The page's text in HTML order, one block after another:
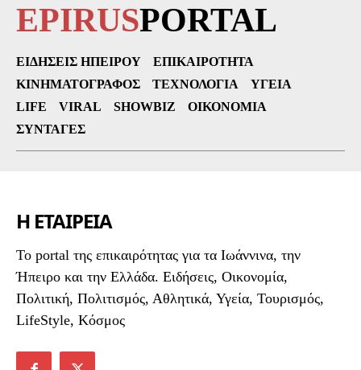
EPIRUSPORTAL
ΕΙΔΉΣΕΙΣ ΗΠΕΊΡΟΥ
ΕΠΙΚΑΙΡΌΤΗΤΑ
ΚΙΝΗΜΑΤΟΓΡΆΦΟΣ
ΤΕΧΝΟΛΟΓΊΑ
ΥΓΕΊΑ
LIFE
VIRAL SHOWBIZ
ΟΙΚΟΝΟΜΊΑ
ΣΥΝΤΑΓΈΣ
Η ΕΤΑΙΡΕΙΑ
To portal της επικαιρότητας για τα Ιωάννινα, την
Ήπειρο και την Ελλάδα. Ειδήσεις, Οικονομία,
Πολιτική, Πολιτισμός, Αθλητικά, Υγεία, Τουρισμός,
LifeStyle, Κόσμος